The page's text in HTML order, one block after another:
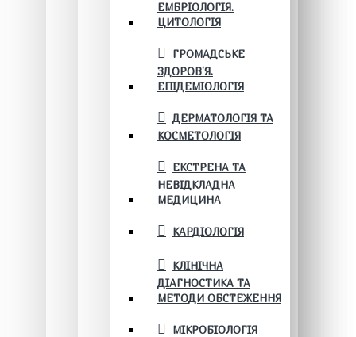
ЕМБРІОЛОГІЯ.
ЦИТОЛОГІЯ
ГРОМАДСЬКЕ
ЗДОРОВ’Я.
ЕПІДЕМІОЛОГІЯ
ДЕРМАТОЛОГІЯ ТА
КОСМЕТОЛОГІЯ
ЕКСТРЕНА ТА
НЕВІДКЛАДНА
МЕДИЦИНА
КАРДІОЛОГІЯ
КЛІНІЧНА
ДІАГНОСТИКА ТА
МЕТОДИ ОБСТЕЖЕННЯ
МІКРОБІОЛОГІЯ